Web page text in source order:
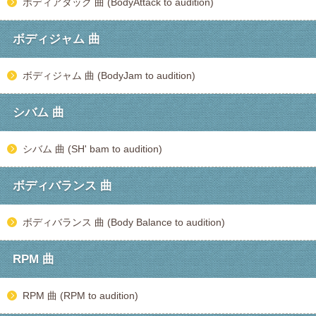
ボディアタック 曲 (BodyAttack to audition)
ボディジャム 曲
ボディジャム 曲 (BodyJam to audition)
シバム 曲
シバム 曲 (SH' bam to audition)
ボディバランス 曲
ボディバランス 曲 (Body Balance to audition)
RPM 曲
RPM 曲 (RPM to audition)